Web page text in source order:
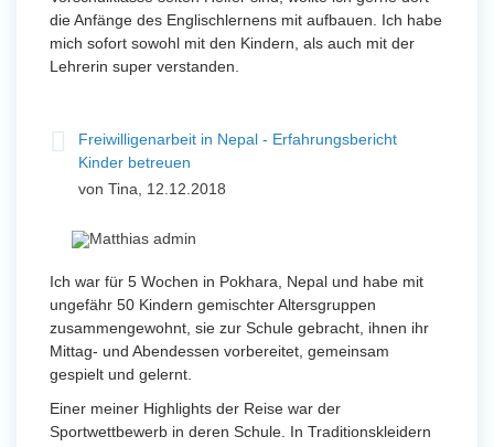
die Anfänge des Englischlernens mit aufbauen. Ich habe
mich sofort sowohl mit den Kindern, als auch mit der
Lehrerin super verstanden.
Freiwilligenarbeit in Nepal - Erfahrungsbericht
Kinder betreuen
von Tina, 12.12.2018
Ich war für 5 Wochen in Pokhara, Nepal und habe mit
ungefähr 50 Kindern gemischter Altersgruppen
zusammengewohnt, sie zur Schule gebracht, ihnen ihr
Mittag- und Abendessen vorbereitet, gemeinsam
gespielt und gelernt.
Einer meiner Highlights der Reise war der
Sportwettbewerb in deren Schule. In Traditionskleidern